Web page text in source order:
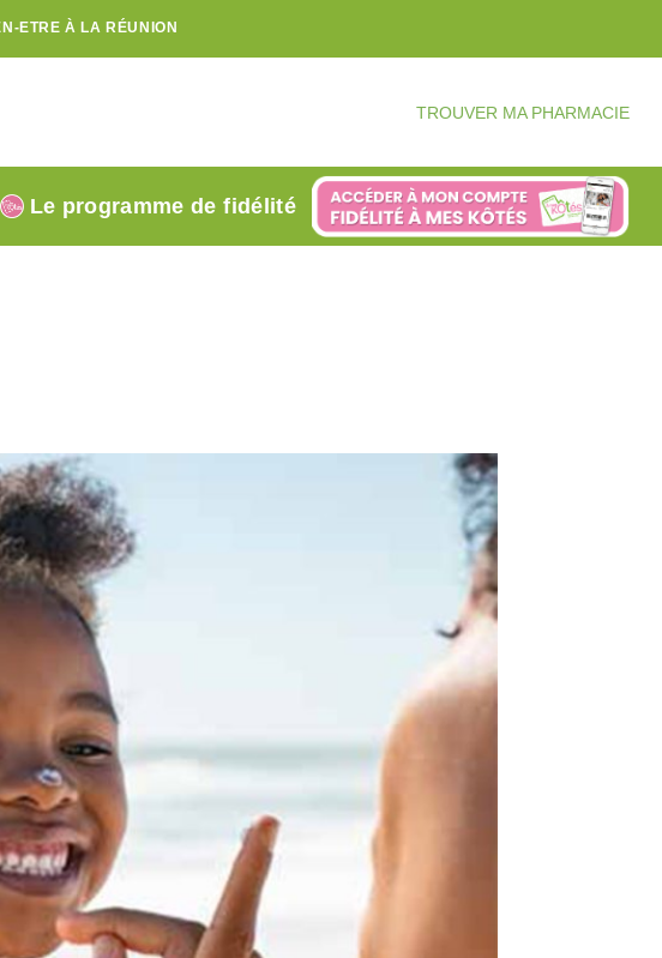
ETRE À LA RÉUNION
TROUVER MA PHARMACIE
Le programme de fidélité